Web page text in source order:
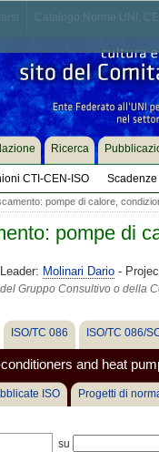
CTI-CEN-ISO Scadenze
Ricerca
pompe di calore,
pompe di
Molinari Dario-
Gruppo Consultivo o della
ISO/TC 086 ISO/TC 086/
and heat
ISO Progetti di
su